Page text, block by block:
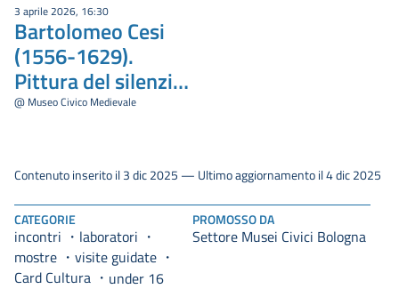
CATEGORIE
incontri
laboratori
mostre
visite guidate
Card Cultura
under 16
PROMOSSO DA
Settore Musei Civici Bologna
3 aprile 2026, 16:30
Bartolomeo Cesi
(1556-1629).
Pittura del silenzio
nell'età dei Carracci
@ Museo Civico Medievale
Contenuto inserito il 3 dic 2025 — Ultimo aggiornamento il 4 dic 2025